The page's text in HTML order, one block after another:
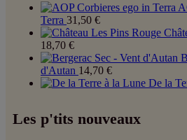
Terra 31,50 €
18,70 €
d'Autan 14,70 €
De la
Les p'tits nouveaux